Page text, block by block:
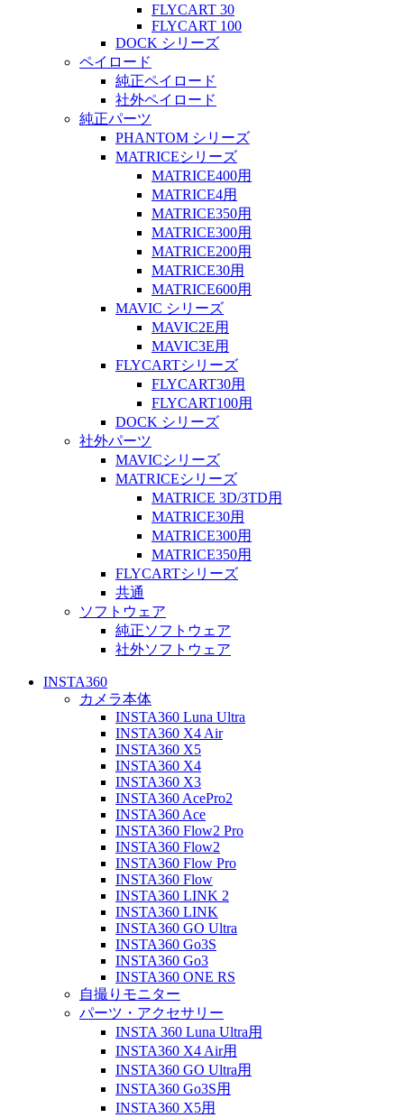
FLYCART 30
FLYCART 100
DOCK シリーズ
ペイロード
純正ペイロード
社外ペイロード
純正パーツ
PHANTOM シリーズ
MATRICEシリーズ
MATRICE400用
MATRICE4用
MATRICE350用
MATRICE300用
MATRICE200用
MATRICE30用
MATRICE600用
MAVIC シリーズ
MAVIC2E用
MAVIC3E用
FLYCARTシリーズ
FLYCART30用
FLYCART100用
DOCK シリーズ
社外パーツ
MAVICシリーズ
MATRICEシリーズ
MATRICE 3D/3TD用
MATRICE30用
MATRICE300用
MATRICE350用
FLYCARTシリーズ
共通
ソフトウェア
純正ソフトウェア
社外ソフトウェア
INSTA360
カメラ本体
INSTA360 Luna Ultra
INSTA360 X4 Air
INSTA360 X5
INSTA360 X4
INSTA360 X3
INSTA360 AcePro2
INSTA360 Ace
INSTA360 Flow2 Pro
INSTA360 Flow2
INSTA360 Flow Pro
INSTA360 Flow
INSTA360 LINK 2
INSTA360 LINK
INSTA360 GO Ultra
INSTA360 Go3S
INSTA360 Go3
INSTA360 ONE RS
自撮りモニター
パーツ・アクセサリー
INSTA 360 Luna Ultra用
INSTA360 X4 Air用
INSTA360 GO Ultra用
INSTA360 Go3S用
INSTA360 X5用